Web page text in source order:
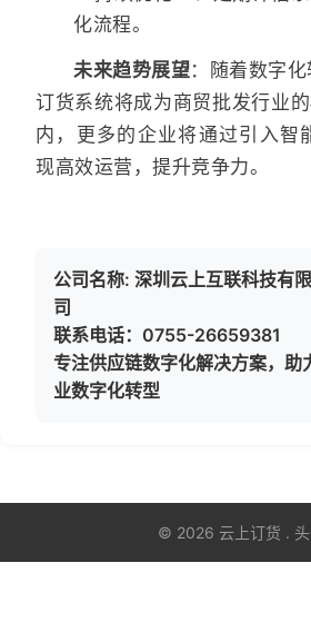
化流程。
未来趋势展望：随着数字
订货系统将成为商贸批发行业
内，更多的企业将通过引入智
现高效运营，提升竞争力。
公司名称: 深圳云上互联科技有
司
联系电话：0755-26659381
专注供应链数字化解决方案，助
业数字化转型
© 2026 云上订货 . 头